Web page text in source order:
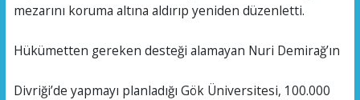
mezarını koruma altına aldırıp yeniden düzenletti.
Hükümetten gereken desteği alamayan Nuri Demirağ’ın
Divriği’de yapmayı planladığı Gök Üniversitesi, 100.000